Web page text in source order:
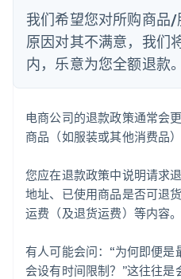
我们希望您对所购商品
原因对其不满意，我们
内，乐意为您全额退款。
电商公司的退款政策通常会
商品（如服装或其他消费品
您应在退款政策中说明请求
地址、已使用商品是否可退
运费（及退货运费）等内容。
有人可能会问：“为何即便
会设有时间限制？”这往往